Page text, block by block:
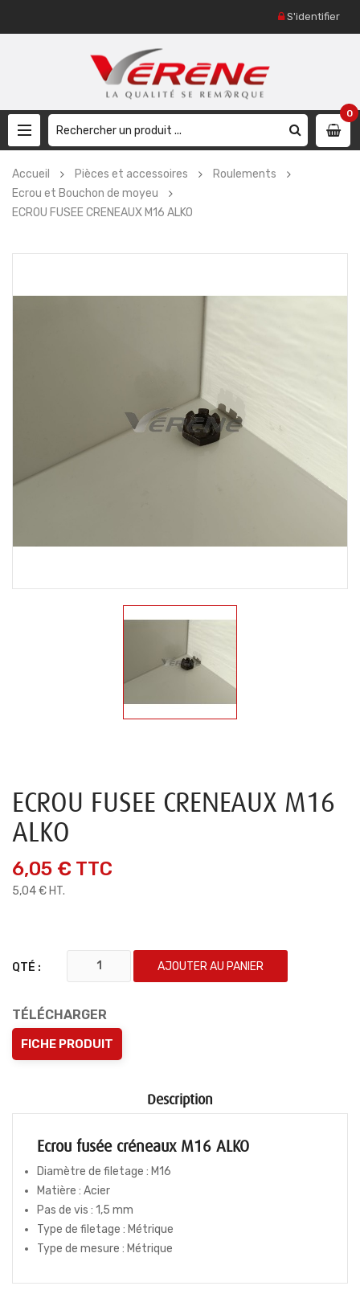
S'identifier
0
Accueil Pièces et accessoires
Roulements
Ecrou et Bouchon de moyeu
ECROU FUSEE CRENEAUX M16 ALKO
ECROU FUSEE CRENEAUX M16
ALKO
6,05 € TTC
5,04 € HT.
QTÉ : AJOUTER AU PANIER
TÉLÉCHARGER
FICHE PRODUIT
Description
Ecrou fusée créneaux M16 ALKO
Diamètre de filetage : M16
Matière : Acier
Pas de vis : 1,5 mm
Type de filetage : Métrique
Type de mesure : Métrique